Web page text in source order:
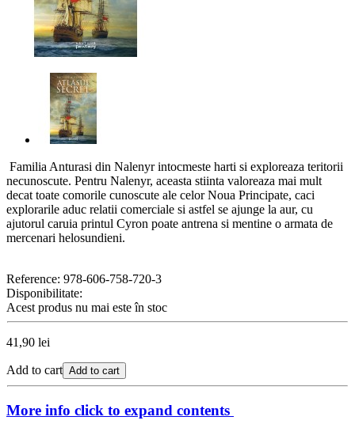
Familia Anturasi din Nalenyr intocmeste harti si exploreaza teritorii
necunoscute. Pentru Nalenyr, aceasta stiinta valoreaza mai mult
decat toate comorile cunoscute ale celor Noua Principate, caci
explorarile aduc relatii comerciale si astfel se ajunge la aur, cu
ajutorul caruia printul Cyron poate antrena si mentine o armata de
mercenari helosundieni.
Reference: 978-606-758-720-3
Disponibilitate:
Acest produs nu mai este în stoc
41,90 lei
Add to cart Add to cart
More info click to expand contents